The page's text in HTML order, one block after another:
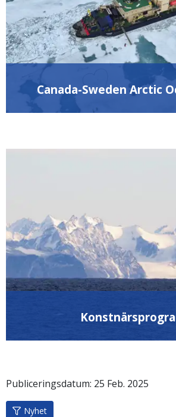
Canada-Sweden Arctic
Publiceringsdatum: 25 Feb. 2025
Nyhet